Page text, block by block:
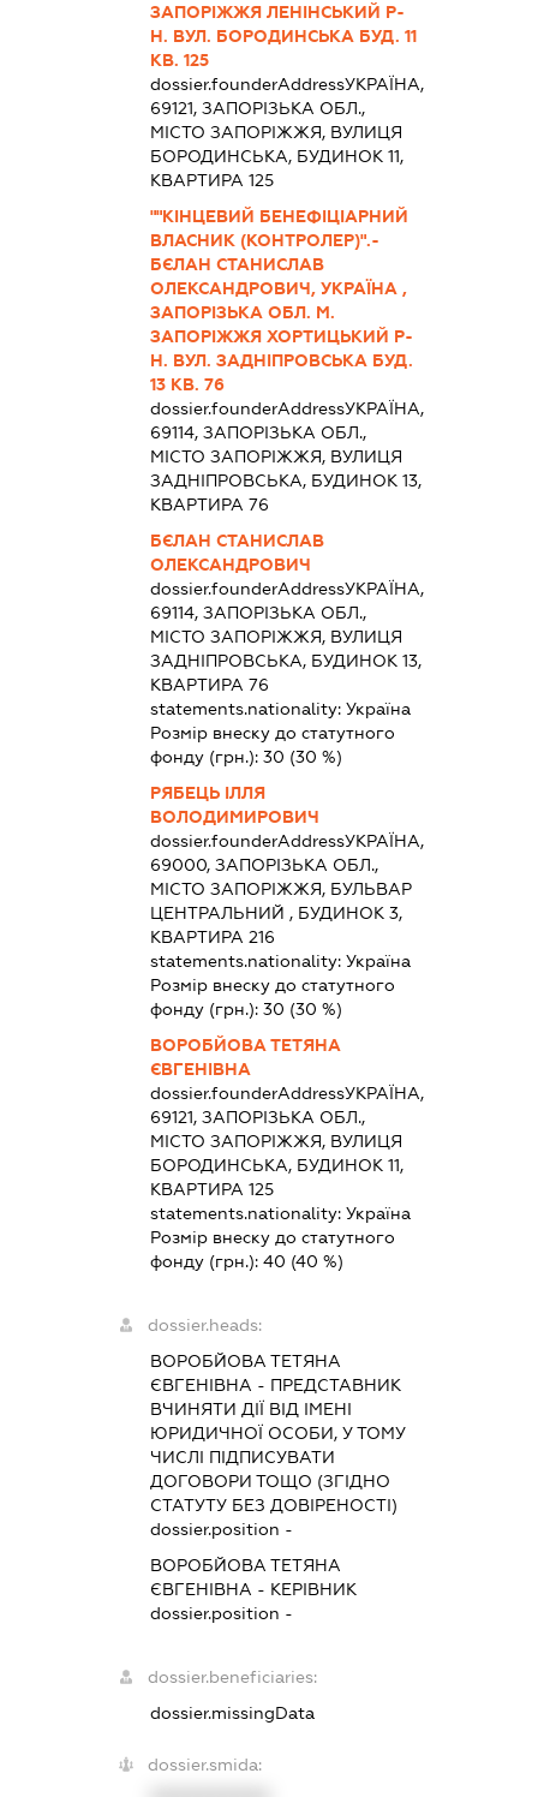
ЗАПОРІЖЖЯ ЛЕНІНСЬКИЙ Р-
Н. ВУЛ. БОРОДИНСЬКА БУД. 11
КВ. 125
dossier.founderAddressУКРАЇНА,
69121, ЗАПОРІЗЬКА ОБЛ.,
МІСТО ЗАПОРІЖЖЯ, ВУЛИЦЯ
БОРОДИНСЬКА, БУДИНОК 11,
КВАРТИРА 125
""КІНЦЕВИЙ БЕНЕФІЦІАРНИЙ
ВЛАСНИК (КОНТРОЛЕР)".-
БЄЛАН СТАНИСЛАВ
ОЛЕКСАНДРОВИЧ, УКРАЇНА ,
ЗАПОРІЗЬКА ОБЛ. М.
ЗАПОРІЖЖЯ ХОРТИЦЬКИЙ Р-
Н. ВУЛ. ЗАДНІПРОВСЬКА БУД.
13 КВ. 76
dossier.founderAddressУКРАЇНА,
69114, ЗАПОРІЗЬКА ОБЛ.,
МІСТО ЗАПОРІЖЖЯ, ВУЛИЦЯ
ЗАДНІПРОВСЬКА, БУДИНОК 13,
КВАРТИРА 76
БЄЛАН СТАНИСЛАВ
ОЛЕКСАНДРОВИЧ
dossier.founderAddressУКРАЇНА,
69114, ЗАПОРІЗЬКА ОБЛ.,
МІСТО ЗАПОРІЖЖЯ, ВУЛИЦЯ
ЗАДНІПРОВСЬКА, БУДИНОК 13,
КВАРТИРА 76
statements.nationality: Україна
Розмір внеску до статутного
фонду (грн.): 30 (30 %)
РЯБЕЦЬ ІЛЛЯ
ВОЛОДИМИРОВИЧ
dossier.founderAddressУКРАЇНА,
69000, ЗАПОРІЗЬКА ОБЛ.,
МІСТО ЗАПОРІЖЖЯ, БУЛЬВАР
ЦЕНТРАЛЬНИЙ , БУДИНОК 3,
КВАРТИРА 216
statements.nationality: Україна
Розмір внеску до статутного
фонду (грн.): 30 (30 %)
ВОРОБЙОВА ТЕТЯНА
ЄВГЕНІВНА
dossier.founderAddressУКРАЇНА,
69121, ЗАПОРІЗЬКА ОБЛ.,
МІСТО ЗАПОРІЖЖЯ, ВУЛИЦЯ
БОРОДИНСЬКА, БУДИНОК 11,
КВАРТИРА 125
statements.nationality: Україна
Розмір внеску до статутного
фонду (грн.): 40 (40 %)
dossier.heads:
ВОРОБЙОВА ТЕТЯНА
ЄВГЕНІВНА - ПРЕДСТАВНИК
ВЧИНЯТИ ДІЇ ВІД ІМЕНІ
ЮРИДИЧНОЇ ОСОБИ, У ТОМУ
ЧИСЛІ ПІДПИСУВАТИ
ДОГОВОРИ ТОЩО (ЗГІДНО
СТАТУТУ БЕЗ ДОВІРЕНОСТІ)
dossier.position -
ВОРОБЙОВА ТЕТЯНА
ЄВГЕНІВНА - КЕРІВНИК
dossier.position -
dossier.beneficiaries:
dossier.missingData
dossier.smida: